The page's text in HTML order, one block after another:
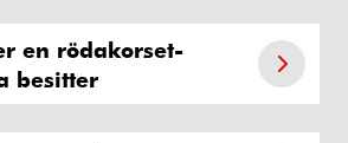
en rödakorset-
besitter